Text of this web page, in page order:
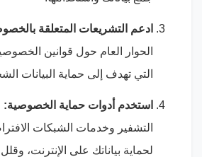
ادعم التشريعات المتعلقة
الحوار العام حول قوانين
التي تهدف إلى حماية البيانات
استخدم أدوات حماية الخصوصية:
التشفير وخدمات الشبكات
لحماية بياناتك على الإنترنت،